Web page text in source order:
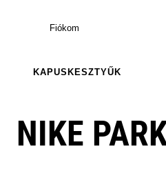
Fiókom
KAPUSKESZTYŰK
NIKE